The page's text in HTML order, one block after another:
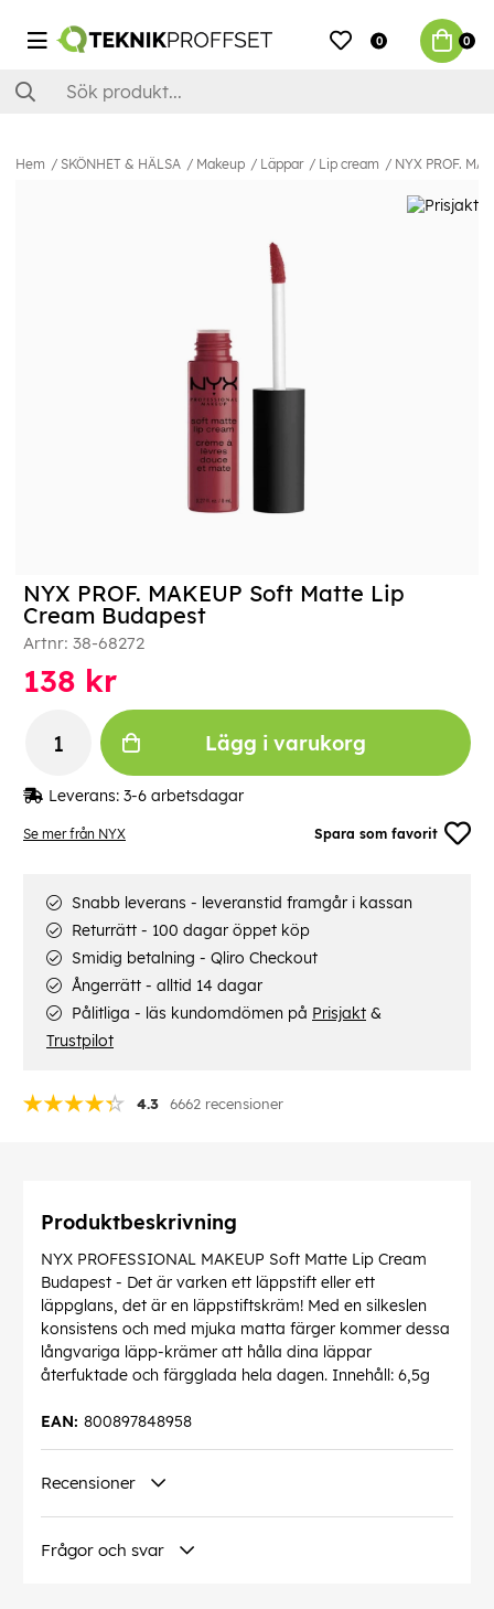
0 0
Hem SKÖNHET & HÄLSA Makeup Läppar Lip cream NYX PROF.
Se mer från NYX Spara som favorit
NYX PROF. MAKEUP Soft Matte Lip
Cream Budapest
Artnr: 38-68272
4.3 6662 recensioner
138 kr
Lägg i varukorg
Leverans: 3-6 arbetsdagar
Snabb leverans - leveranstid framgår i kassan
Returrätt - 100 dagar öppet köp
Smidig betalning - Qliro Checkout
Ångerrätt - alltid 14 dagar
Pålitliga - läs kundomdömen på Prisjakt &
Trustpilot
Produktbeskrivning
NYX PROFESSIONAL MAKEUP Soft Matte Lip Cream
Budapest - Det är varken ett läppstift eller ett
läppglans, det är en läppstiftskräm! Med en silkeslen
konsistens och med mjuka matta färger kommer dessa
långvariga läpp-krämer att hålla dina läppar
återfuktade och färgglada hela dagen. Innehåll: 6,5g
800897848958
EAN:
Recensioner
Frågor och svar